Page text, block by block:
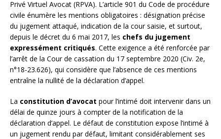
Privé Virtuel Avocat (RPVA). L’article 901 du Code de procédure
civile énumère les mentions obligatoires : désignation précise
du jugement attaqué, indication de la cour saisie, et surtout,
depuis le décret du 6 mai 2017, les chefs du jugement
expressément critiqués. Cette exigence a été renforcée par
l’arrêt de la Cour de cassation du 17 septembre 2020 (Civ. 2e,
n°18-23.626), qui considère que l’absence de ces mentions
entraîne la nullité de la déclaration d’appel.
La constitution d’avocat pour l’intimé doit intervenir dans un
délai de quinze jours à compter de la notification de la
déclaration d’appel. Le défaut de constitution expose l’intimé à
un jugement rendu par défaut, limitant considérablement ses